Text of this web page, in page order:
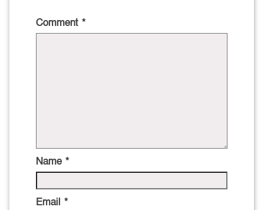
Comment *
Name *
Email *